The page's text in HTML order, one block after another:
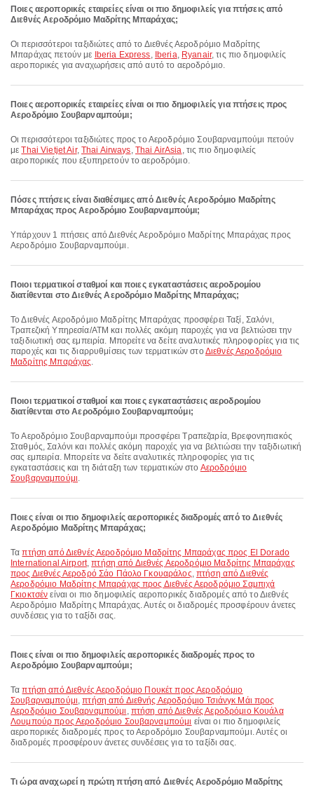
Ποιες αεροπορικές εταιρείες είναι οι πιο δημοφιλείς για πτήσεις από
Διεθνές Αεροδρόμιο Μαδρίτης Μπαράχας;
Οι περισσότεροι ταξιδιώτες από το Διεθνές Αεροδρόμιο Μαδρίτης
Μπαράχας πετούν με Iberia Express, Iberia, Ryanair, τις πιο δημοφιλείς
αεροπορικές για αναχωρήσεις από αυτό το αεροδρόμιο.
Ποιες αεροπορικές εταιρείες είναι οι πιο δημοφιλείς για πτήσεις προς
Αεροδρόμιο Σουβαρναμπούμι;
Οι περισσότεροι ταξιδιώτες προς το Αεροδρόμιο Σουβαρναμπούμι πετούν
μεThai Vietjet Air, Thai Airways, Thai AirAsia, τις πιο δημοφιλείς
αεροπορικές που εξυπηρετούν το αεροδρόμιο.
Πόσες πτήσεις είναι διαθέσιμες από Διεθνές Αεροδρόμιο Μαδρίτης
Μπαράχας προς Αεροδρόμιο Σουβαρναμπούμι;
Υπάρχουν 1 πτήσεις από Διεθνές Αεροδρόμιο Μαδρίτης Μπαράχας προς
Αεροδρόμιο Σουβαρναμπούμι.
Ποιοι τερματικοί σταθμοί και ποιες εγκαταστάσεις αεροδρομίου
διατίθενται στο Διεθνές Αεροδρόμιο Μαδρίτης Μπαράχας;
Το Διεθνές Αεροδρόμιο Μαδρίτης Μπαράχας προσφέρει Ταξί, Σαλόνι,
Τραπεζική Υπηρεσία/ΑΤΜ και πολλές ακόμη παροχές για να βελτιώσει την
ταξιδιωτική σας εμπειρία. Μπορείτε να δείτε αναλυτικές πληροφορίες για τις
παροχές και τις διαρρυθμίσεις των τερματικών στοΔιεθνές Αεροδρόμιο
Μαδρίτης Μπαράχας.
Ποιοι τερματικοί σταθμοί και ποιες εγκαταστάσεις αεροδρομίου
διατίθενται στο Αεροδρόμιο Σουβαρναμπούμι;
Το Αεροδρόμιο Σουβαρναμπούμι προσφέρει Τραπεζαρία, Βρεφονηπιακός
Σταθμός, Σαλόνι και πολλές ακόμη παροχές για να βελτιώσει την ταξιδιωτική
σας εμπειρία. Μπορείτε να δείτε αναλυτικές πληροφορίες για τις
εγκαταστάσεις και τη διάταξη των τερματικών στο Αεροδρόμιο
Σουβαρναμπούμι.
Ποιες είναι οι πιο δημοφιλείς αεροπορικές διαδρομές από το Διεθνές
Αεροδρόμιο Μαδρίτης Μπαράχας;
Ταπτήση από Διεθνές Αεροδρόμιο Μαδρίτης Μπαράχας προς El Dorado
International Airport,πτήση από Διεθνές Αεροδρόμιο Μαδρίτης Μπαράχας
προς Διεθνές Αεροδρό Σάο Πάολο Γκουαράλος,πτήση από Διεθνές
Αεροδρόμιο Μαδρίτης Μπαράχας προς Διεθνές Αεροδρόμιο Σαμπιχά
Γκιοκτσέν είναι οι πιο δημοφιλείς αεροπορικές διαδρομές από το Διεθνές
Αεροδρόμιο Μαδρίτης Μπαράχας. Αυτές οι διαδρομές προσφέρουν άνετες
συνδέσεις για το ταξίδι σας.
Ποιες είναι οι πιο δημοφιλείς αεροπορικές διαδρομές προς το
Αεροδρόμιο Σουβαρναμπούμι;
Ταπτήση από Διεθνές Αεροδρόμιο Πουκέτ προς Αεροδρόμιο
Σουβαρναμπούμι,πτήση από Διεθνής Αεροδρόμιο Τσιάνγκ Μάι προς
Αεροδρόμιο Σουβαρναμπούμι , πτήση από Διεθνές Αεροδρόμιο Κουάλα
Λουμπούρ προς Αεροδρόμιο Σουβαρναμπούμι είναι οι πιο δημοφιλείς
αεροπορικές διαδρομές προς το Αεροδρόμιο Σουβαρναμπούμι. Αυτές οι
διαδρομές προσφέρουν άνετες συνδέσεις για το ταξίδι σας.
Τι ώρα αναχωρεί η πρώτη πτήση από Διεθνές Αεροδρόμιο Μαδρίτης